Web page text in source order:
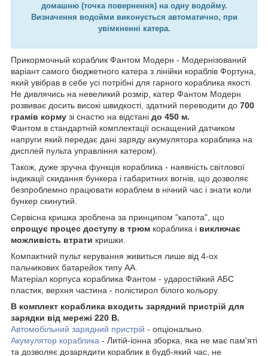
домашню (точка повернення) на одну водойму.
Визначення водойми виконується автоматично, при
увімкненні катера.
Прикормочный кораблик Фантом Модерн - Модернізований
варіант самого бюджетного катера з лінійки кораблів Фортуна,
який увібрав в себе усі потрібні для гарного кораблика якості.
Не дивлячись на невеликий розмір, катер Фантом Модерн
розвиває досить високі швидкості, здатний переводити до 700
грамів корму зі снастю на відстані до 450 м.
Фантом в стандартній комплектації оснащений датчиком
напруги який передає дані заряду акумулятора кораблика на
дисплей пульта управління катером).
Також, дуже зручна функція кораблика - наявність світлової
індикації скидання бункера і габаритних вогнів, що дозволяє
безпроблемно працювати кораблем в нічний час і знати коли
бункер скинутий.
Сервісна кришка зроблена за принципом "капота", що
спрощує процес доступу в трюм кораблика і виключає
можливість втрати кришки.
Компактний пульт керування живиться лише від 4-ох
пальчикових батарейок типу АА.
Матеріал корпуса кораблика Фантом - ударостійкий АБС
пластик, верхня частина - полістирол білого кольору.
В комплект кораблика входить зарядний пристрій для
зарядки від мережі 220 В.
Автомобільний зарядний пристрій - опціонально.
Акумулятор кораблика - Литій-іонна зборка, яка не має пам'яті
та дозволяє дозарядити кораблик в будб-який час, не